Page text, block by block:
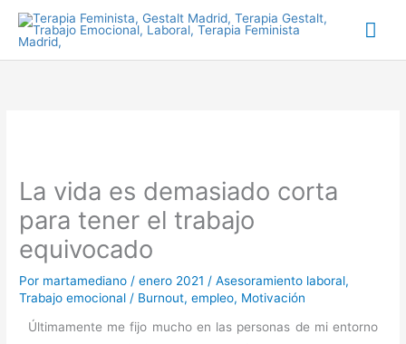
La vida es demasiado corta
para tener el trabajo
equivocado
Por martamediano /enero 2021 /Asesoramiento laboral,
Trabajo emocional / Burnout,empleo, Motivación
Últimamente me fijo mucho en las personas de mi entorno